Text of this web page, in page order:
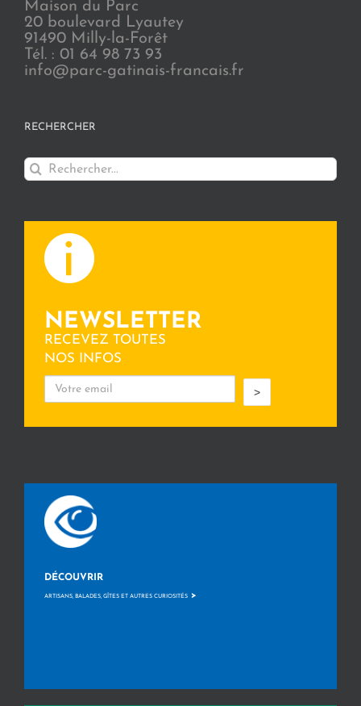
Maison du Parc
20 boulevard Lyautey
91490 Milly-la-Forêt
Tél. : 01 64 98 73 93
info@parc-gatinais-francais.fr
RECHERCHER
Rechercher:
NEWSLETTER
RECEVEZ TOUTES
NOS INFOS
>
DÉCOUVRIR
ARTISANS, BALADES, GÎTES ET AUTRES CURIOSITÉS >